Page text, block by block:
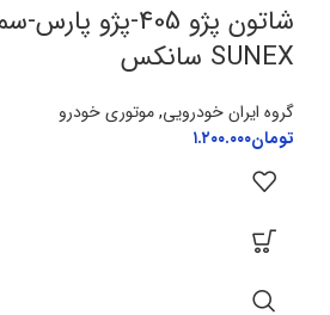
SUNEX سانکس
گروه ایران خودرویی,موتوری خودرو
تومان۱.۲۰۰.۰۰۰